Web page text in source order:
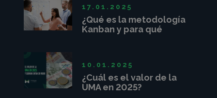
¿Qué es la metodología
Kanban y para qué
17.01.2025
¿Cuál es el valor de la
UMA en 2025?
10.01.2025